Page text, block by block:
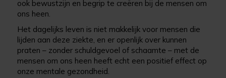
ook bewustzijn en begrip te creëren bij de mensen om
ons heen.
Het dagelijks leven is niet makkelijk voor mensen die
lijden aan deze ziekte, en er openlijk over kunnen
praten – zonder schuldgevoel of schaamte – met de
mensen om ons heen heeft echt een positief effect op
onze mentale gezondheid.